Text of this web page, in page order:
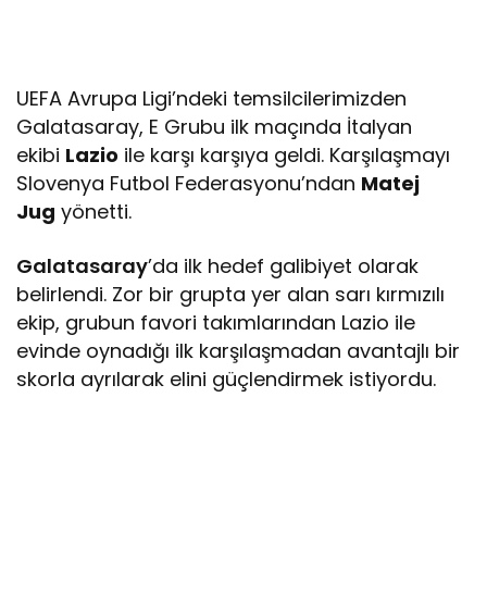
UEFA Avrupa Ligi’ndeki temsilcilerimizden
Galatasaray, E Grubu ilk maçında İtalyan
ekibi Lazio ile karşı karşıya geldi. Karşılaşmayı
Slovenya Futbol Federasyonu’ndan Matej
Jug yönetti.
Galatasaray’da ilk hedef galibiyet olarak
belirlendi. Zor bir grupta yer alan sarı kırmızılı
ekip, grubun favori takımlarından Lazio ile
evinde oynadığı ilk karşılaşmadan avantajlı bir
skorla ayrılarak elini güçlendirmek istiyordu.